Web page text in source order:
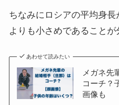
ちなみにロシアの平均身
よりも小さめであることが
あわせて読みたい
メガネ先
コーチ？
画像も